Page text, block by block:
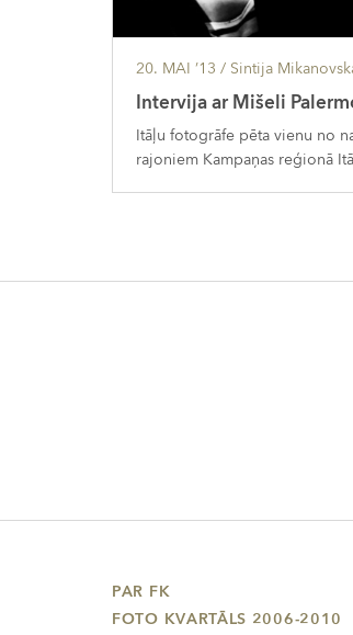
20. MAI ’13 / Sintija
Intervija ar Mišeli
Itāļu fotogrāfe pēta vienu no
rajoniem Kampaņas reģionā
PAR FK
FOTO KVARTĀLS 2006-2010